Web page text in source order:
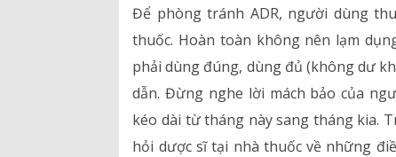
Để phòng tránh ADR, người dùng
thuốc. Hoàn toàn không nên lạm
phải dùng đúng, dùng đủ (không dư
dẫn. Đừng nghe lời mách bảo của
kéo dài từ tháng này sang tháng kia.
hỏi dược sĩ tại nhà thuốc về những